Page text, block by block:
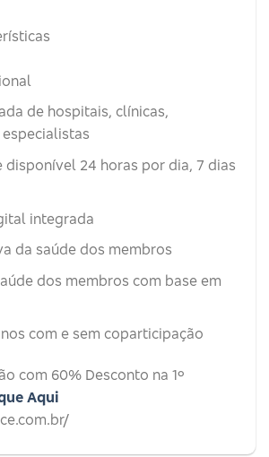
de hospitais, clínicas,
disponível 24 horas por dia, 7 dias
integrada
da saúde dos membros
dos membros com base em
com e sem coparticipação
com 60% Desconto na 1º
Aqui